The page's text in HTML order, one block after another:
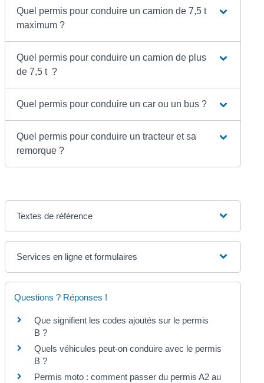
Quel permis pour conduire un camion de 7,5 t
maximum ?
Quel permis pour conduire un camion de plus
de 7,5 t ?
Quel permis pour conduire un car ou un bus ?
Quel permis pour conduire un tracteur et sa
remorque ?
Textes de référence
Services en ligne et formulaires
Questions ? Réponses !
Que signifient les codes ajoutés sur le permis
B ?
Quels véhicules peut-on conduire avec le permis
B ?
Permis moto : comment passer du permis A2 au